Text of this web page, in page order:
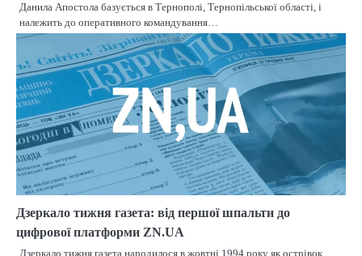
Данила Апостола базується в Тернополі, Тернопільської області, і
належить до оперативного командування…
Дзеркало тижня газета: від першої шпальти до
цифрової платформи ZN.UA
Дзеркало тижня газета народилося в жовтні 1994 року як острівок